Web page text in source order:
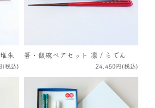
朱
(税込)
箸・飯碗ペアセット 凛 / らでん
24,450円(税込)